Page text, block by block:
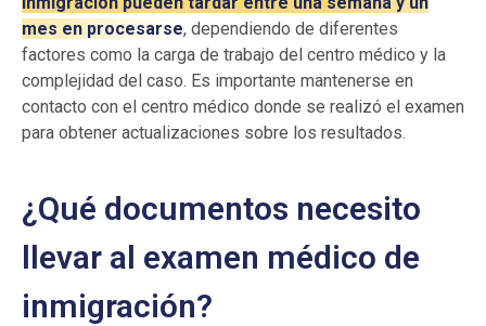
mes en procesarse, dependiendo de diferentes
factores como la carga de trabajo del centro médico y la
complejidad del caso. Es importante mantenerse en
contacto con el centro médico donde se realizó el examen
para obtener actualizaciones sobre los resultados.
¿Qué documentos necesito
llevar al examen médico de
inmigración?